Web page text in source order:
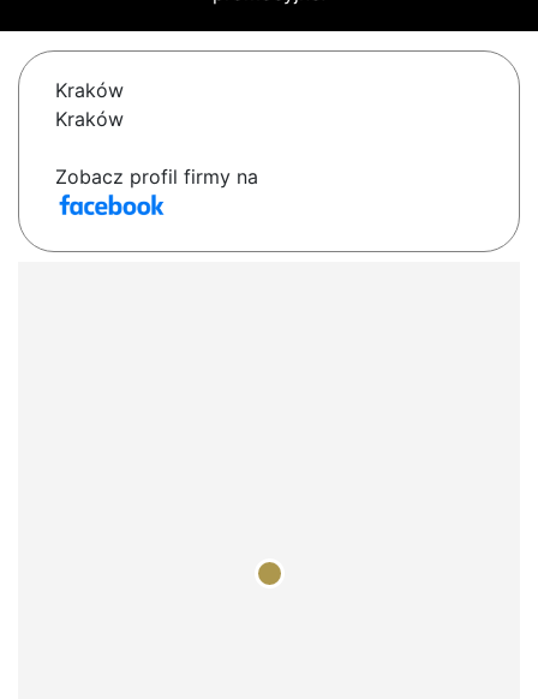
Kraków
Kraków
Zobacz profil firmy na